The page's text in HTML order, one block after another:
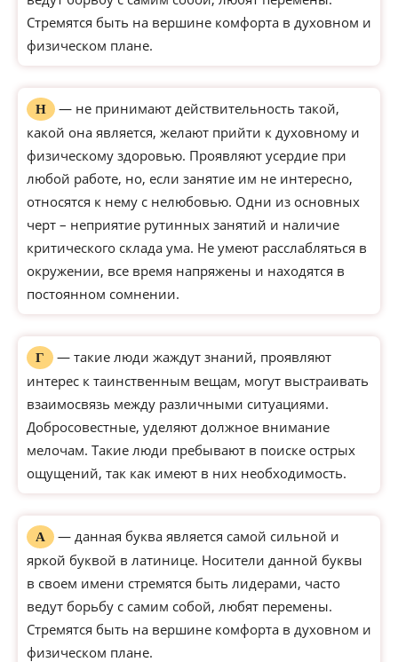
Стремятся быть на вершине комфорта в духовном и
физическом плане.
Н
— не принимают действительность такой,
какой она является, желают прийти к духовному и
физическому здоровью. Проявляют усердие при
любой работе, но, если занятие им не интересно,
относятся к нему с нелюбовью. Одни из основных
черт – неприятие рутинных занятий и наличие
критического склада ума. Не умеют расслабляться в
окружении, все время напряжены и находятся в
постоянном сомнении.
Г
— такие люди жаждут знаний, проявляют
интерес к таинственным вещам, могут выстраивать
взаимосвязь между различными ситуациями.
Добросовестные, уделяют должное внимание
мелочам. Такие люди пребывают в поиске острых
ощущений, так как имеют в них необходимость.
А
— данная буква является самой сильной и
яркой буквой в латинице. Носители данной буквы
в своем имени стремятся быть лидерами, часто
ведут борьбу с самим собой, любят перемены.
Стремятся быть на вершине комфорта в духовном и
физическом плане.